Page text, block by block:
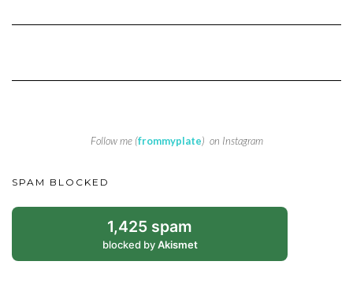
Follow me (frommyplate) on Instagram
SPAM BLOCKED
1,425 spam
blocked byAkismet